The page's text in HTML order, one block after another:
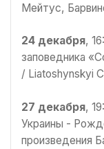
Мейтус,
24 декабря,
заповедника
/ Liatoshynskyi
27 декабря,
Украины -
произведения